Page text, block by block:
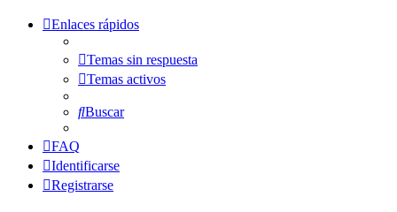
Enlaces rápidos
Temas sin respuesta
Temas activos
Buscar
FAQ
Identificarse
Registrarse